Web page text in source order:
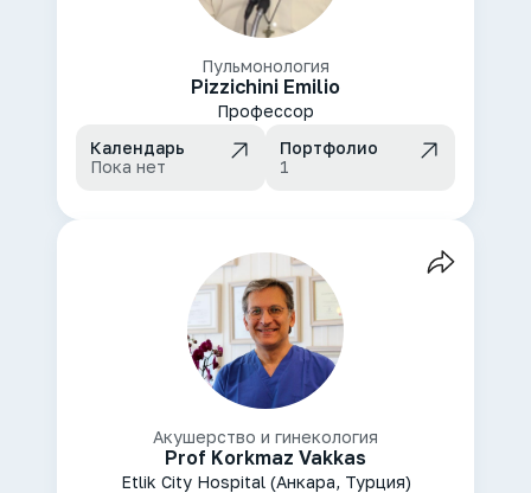
Пульмонология
Pizzichini Emilio
Профессор
Календарь
Пока нет
Портфолио
1
Акушерство и гинекология
Prof Korkmaz Vakkas
Etlik City Hospital (Анкара, Турция)